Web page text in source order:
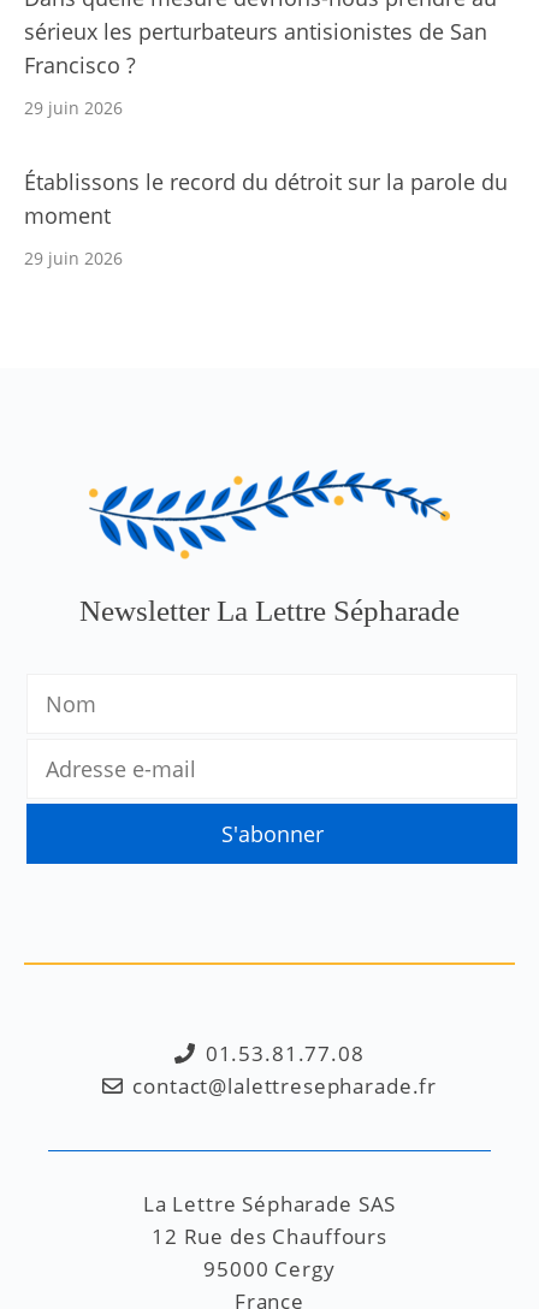
sérieux les perturbateurs antisionistes de San
Francisco ?
29 juin 2026
Établissons le record du détroit sur la parole du
moment
29 juin 2026
Newsletter La Lettre Sépharade
01.53.81.77.08
contact@lalettresepharade.fr
La Lettre Sépharade SAS
12 Rue des Chauffours
95000 Cergy
France